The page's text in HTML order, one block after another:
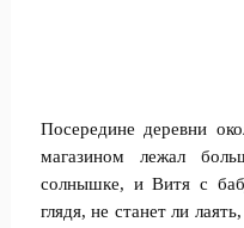
Посередине деревни
магазином лежал
солнышке, и Витя с
глядя, не станет ли